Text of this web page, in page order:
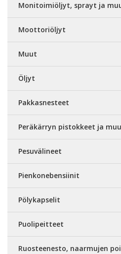
Monitoimiöljyt, sprayt ja
Moottoriöljyt
Muut
Öljyt
Pakkasnesteet
Peräkärryn pistokkeet ja
Pesuvälineet
Pienkonebensiinit
Pölykapselit
Puolipeitteet
Ruosteenesto, naarmujen